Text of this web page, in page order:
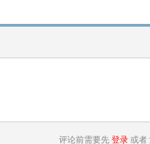
评论前需要先 登录 或者